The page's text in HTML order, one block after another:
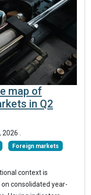
map of
in Q2
2026 .
Foreign markets
context is
consolidated year-